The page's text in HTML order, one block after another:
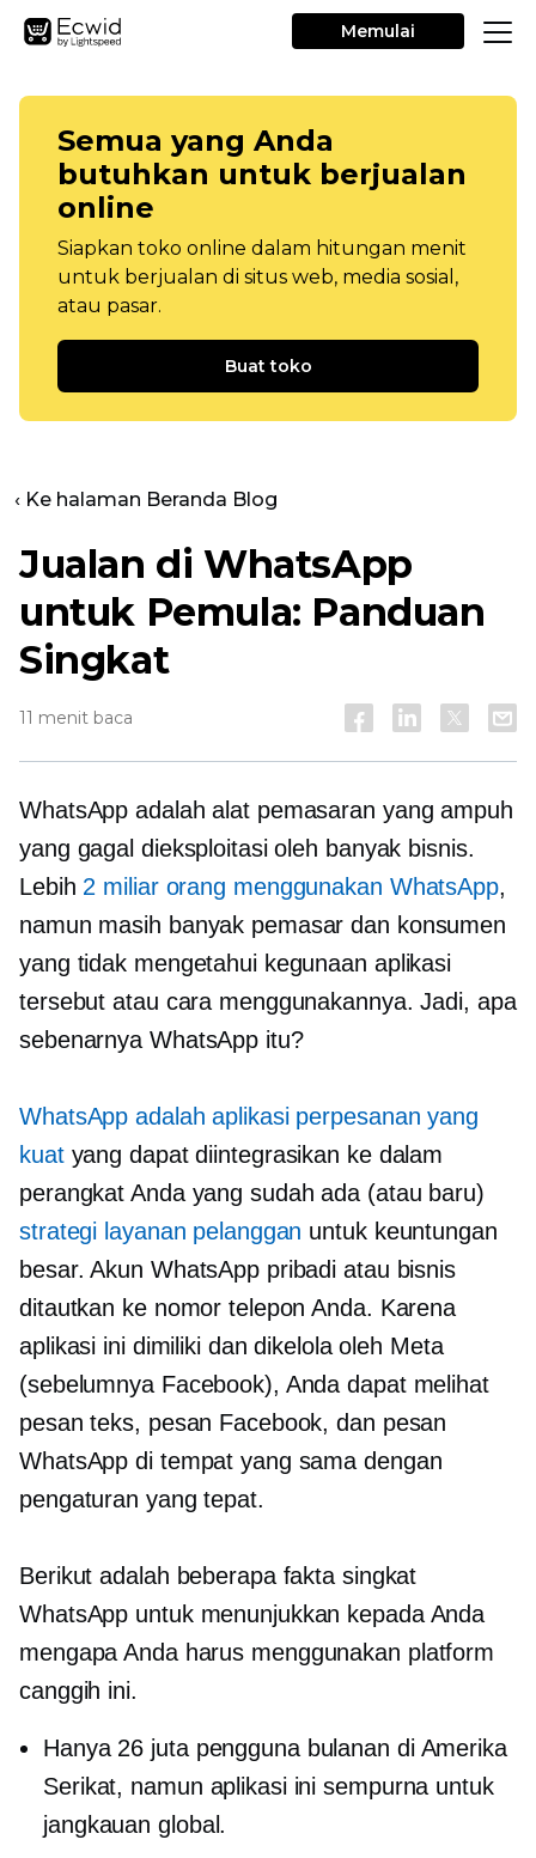
Memulai
Semua yang Anda
butuhkan untuk berjualan
online
Siapkan toko online dalam hitungan menit
untuk berjualan di situs web, media sosial,
atau pasar.
Buat toko
‹ Ke halaman Beranda Blog
Jualan di WhatsApp
untuk Pemula: Panduan
Singkat
11 menit baca
WhatsApp adalah alat pemasaran yang ampuh
yang gagal dieksploitasi oleh banyak bisnis.
Lebih 2 miliar orang menggunakan WhatsApp,
namun masih banyak pemasar dan konsumen
yang tidak mengetahui kegunaan aplikasi
tersebut atau cara menggunakannya. Jadi, apa
sebenarnya WhatsApp itu?
WhatsApp adalah aplikasi perpesanan yang
kuatyang dapat diintegrasikan ke dalam
perangkat Anda yang sudah ada (atau baru)
strategi layanan pelanggan untuk keuntungan
besar. Akun WhatsApp pribadi atau bisnis
ditautkan ke nomor telepon Anda. Karena
aplikasi ini dimiliki dan dikelola oleh Meta
(sebelumnya Facebook), Anda dapat melihat
pesan teks, pesan Facebook, dan pesan
WhatsApp di tempat yang sama dengan
pengaturan yang tepat.
Berikut adalah beberapa fakta singkat
WhatsApp untuk menunjukkan kepada Anda
mengapa Anda harus menggunakan platform
canggih ini.
Hanya 26 juta pengguna bulanan di Amerika
Serikat, namun aplikasi ini sempurna untuk
jangkauan global.